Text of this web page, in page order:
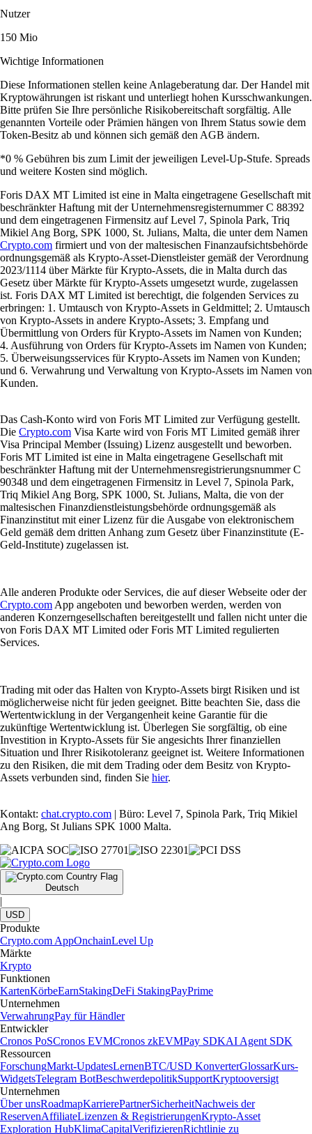
Nutzer
150 Mio
Wichtige Informationen
Diese Informationen stellen keine Anlageberatung dar. Der Handel mit
Kryptowährungen ist riskant und unterliegt hohen Kursschwankungen.
Bitte prüfen Sie Ihre persönliche Risikobereitschaft sorgfältig. Alle
genannten Vorteile oder Prämien hängen von Ihrem Status sowie dem
Token-Besitz ab und können sich gemäß den AGB ändern.
*0 % Gebühren bis zum Limit der jeweiligen Level-Up-Stufe. Spreads
und weitere Kosten sind möglich.
Foris DAX MT Limited ist eine in Malta eingetragene Gesellschaft mit
beschränkter Haftung mit der Unternehmensregisternummer C 88392
und dem eingetragenen Firmensitz auf Level 7, Spinola Park, Triq
Mikiel Ang Borg, SPK 1000, St. Julians, Malta, die unter dem Namen
Crypto.com firmiert und von der maltesischen Finanzaufsichtsbehörde
ordnungsgemäß als Krypto-Asset-Dienstleister gemäß der Verordnung
2023/1114 über Märkte für Krypto-Assets, die in Malta durch das
Gesetz über Märkte für Krypto-Assets umgesetzt wurde, zugelassen
ist. Foris DAX MT Limited ist berechtigt, die folgenden Services zu
erbringen: 1. Umtausch von Krypto-Assets in Geldmittel; 2. Umtausch
von Krypto-Assets in andere Krypto-Assets; 3. Empfang und
Übermittlung von Orders für Krypto-Assets im Namen von Kunden;
4. Ausführung von Orders für Krypto-Assets im Namen von Kunden;
5. Überweisungsservices für Krypto-Assets im Namen von Kunden;
und 6. Verwahrung und Verwaltung von Krypto-Assets im Namen von
Kunden.
Das Cash-Konto wird von Foris MT Limited zur Verfügung gestellt.
Die Crypto.com Visa Karte wird von Foris MT Limited gemäß ihrer
Visa Principal Member (Issuing) Lizenz ausgestellt und beworben.
Foris MT Limited ist eine in Malta eingetragene Gesellschaft mit
beschränkter Haftung mit der Unternehmensregistrierungsnummer C
90348 und dem eingetragenen Firmensitz in Level 7, Spinola Park,
Triq Mikiel Ang Borg, SPK 1000, St. Julians, Malta, die von der
maltesischen Finanzdienstleistungsbehörde ordnungsgemäß als
Finanzinstitut mit einer Lizenz für die Ausgabe von elektronischem
Geld gemäß dem dritten Anhang zum Gesetz über Finanzinstitute (E-
Geld-Institute) zugelassen ist.
Alle anderen Produkte oder Services, die auf dieser Webseite oder der
Crypto.com App angeboten und beworben werden, werden von
anderen Konzerngesellschaften bereitgestellt und fallen nicht unter die
von Foris DAX MT Limited oder Foris MT Limited regulierten
Services.
Trading mit oder das Halten von Krypto-Assets birgt Risiken und ist
möglicherweise nicht für jeden geeignet. Bitte beachten Sie, dass die
Wertentwicklung in der Vergangenheit keine Garantie für die
zukünftige Wertentwicklung ist. Überlegen Sie sorgfältig, ob eine
Investition in Krypto-Assets für Sie angesichts Ihrer finanziellen
Situation und Ihrer Risikotoleranz geeignet ist. Weitere Informationen
zu den Risiken, die mit dem Trading oder dem Besitz von Krypto-
Assets verbunden sind, finden Sie hier.
Kontakt: chat.crypto.com | Büro: Level 7, Spinola Park, Triq Mikiel
Ang Borg, St Julians SPK 1000 Malta.
Deutsch
|
USD
Produkte
Crypto.com AppOnchainLevel Up
Märkte
Krypto
Funktionen
KartenKörbeEarnStakingDeFi StakingPayPrime
Unternehmen
VerwahrungPay für Händler
Entwickler
Cronos PoSCronos EVMCronos zkEVMPay SDKAI Agent SDK
Ressourcen
ForschungMarkt-UpdatesLernenBTC/USD KonverterGlossarKurs-
WidgetsTelegram BotBeschwerdepolitikSupportKryptooversigt
Unternehmen
Über unsRoadmapKarrierePartnerSicherheitNachweis der
ReservenAffiliateLizenzen & RegistrierungenKrypto-Asset
Exploration HubKlimaCapitalVerifizierenRichtlinie zu